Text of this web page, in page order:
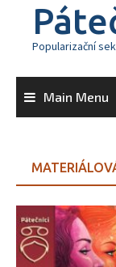
Popularizační
Main Menu